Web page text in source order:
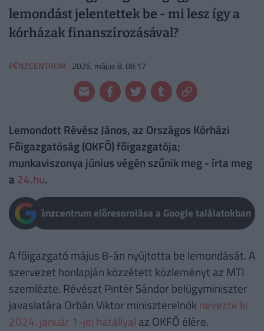
lemondást jelentettek be - mi lesz így a
kórházak finanszírozásával?
PÉNZCENTRUM 2026. május 8. 08:17
Lemondott Révész János, az Országos Kórházi
Főigazgatóság (OKFŐ) főigazgatója;
munkaviszonya június végén szűnik meg - írta meg
a 24.hu.
Pénzcentrum előresorolása a Google találatokban
A főigazgató május 8-án nyújtotta be lemondását. A
szervezet honlapján közzétett közleményt az MTI
szemlézte. Révészt Pintér Sándor belügyminiszter
javaslatára Orbán Viktor miniszterelnöknevezte ki
2024. január 1-jei hatállyal az OKFŐ élére.